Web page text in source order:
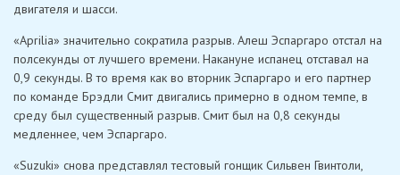
двигателя и шасси.
«Aprilia» значительно сократила разрыв. Алеш Эспаргаро отстал на
полсекунды от лучшего времени. Накануне испанец отставал на
0,9 секунды. В то время как во вторник Эспаргаро и его партнер
по команде Брэдли Смит двигались примерно в одном темпе, в
среду был существенный разрыв. Смит был на 0,8 секунды
медленнее, чем Эспаргаро.
«Suzuki» снова представлял тестовый гонщик Сильвен Гвинтоли,